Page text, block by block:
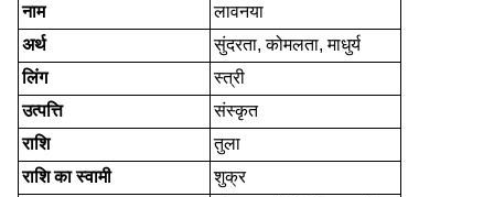
नाम
लावनया
अर्थ
सुंदरता, कोमलता, माधुर्य
लिंग
स्त्री
उत्पत्ति
संस्कृत
राशि
तुला
राशि का स्वामी
शुक्र